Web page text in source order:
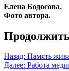
Елена Бодосова.
Фото автора.
Назад: Память
Далее: Работа